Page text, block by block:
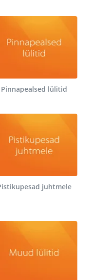
Pinnapealsed lülitid
juhtmele